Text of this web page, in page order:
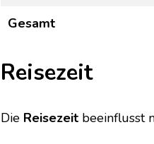
Gesamt
Reisezeit
Die Reisezeit beeinflusst